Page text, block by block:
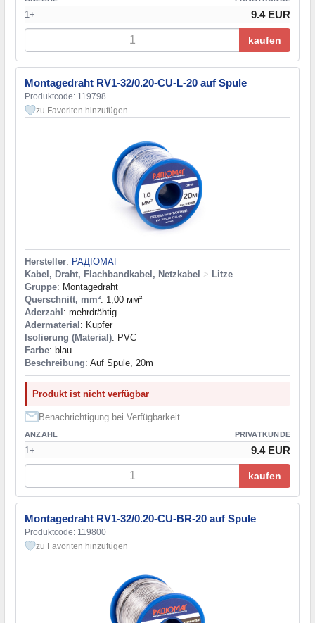
1+ 9.4 EUR
kaufen
Montagedraht RV1-32/0.20-CU-L-20 auf Spule
Produktcode: 119798
zu Favoriten hinzufügen
Hersteller: РАДІОМАГ
Kabel, Draht, Flachbandkabel, Netzkabel > Litze
Gruppe: Montagedraht
Querschnitt, mm²: 1,00 мм²
Aderzahl : mehrdrähtig
Adermaterial : Kupfer
Isolierung (Material): PVC
Farbe: blau
Beschreibung: Auf Spule, 20m
Produkt ist nicht verfügbar
Benachrichtigung bei Verfügbarkeit
ANZAHL PRIVATKUNDE
1+ 9.4 EUR
kaufen
Montagedraht RV1-32/0.20-CU-BR-20 auf Spule
Produktcode: 119800
zu Favoriten hinzufügen